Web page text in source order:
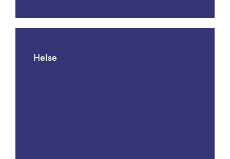
Helse